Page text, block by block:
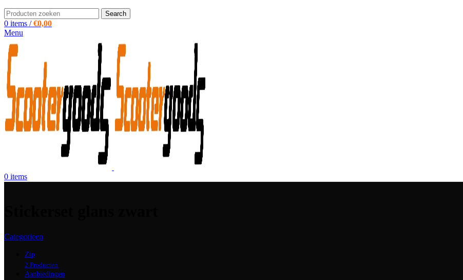
Search
0 items / €0,00
Menu
0 items
Categorieen
Zip
2 Producten
Aanbiedingen